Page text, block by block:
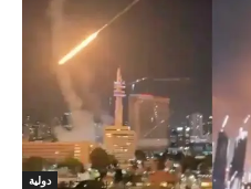
دولية